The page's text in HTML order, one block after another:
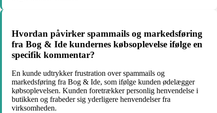
Hvordan påvirker spammails og markedsføring
fra Bog & Ide kundernes købsoplevelse ifølge en
specifik kommentar?
En kunde udtrykker frustration over spammails og
markedsføring fra Bog & Ide, som ifølge kunden ødelægger
købsoplevelsen. Kunden foretrækker personlig henvendelse i
butikken og frabeder sig yderligere henvendelser fra
virksomheden.